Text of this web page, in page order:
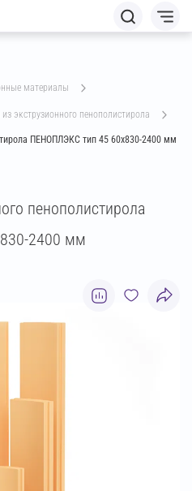
материалы
из экструзионного пенополистирола
ПЕНОПЛЭКС тип 45 60х830-2400 мм
пенополистирола
2400 мм